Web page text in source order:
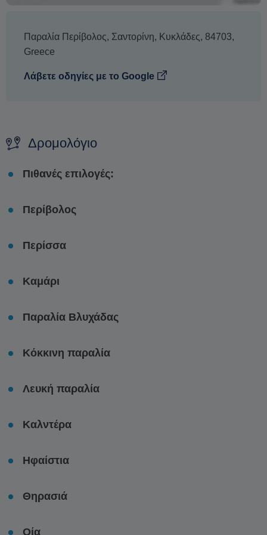
Παραλία Περίβολος, Σαντορίνη, Κυκλάδες, 84703,
Greece
Λάβετε οδηγίες με το Google
Δρομολόγιο
Πιθανές επιλογές:
Περίβολος
Περίσσα
Καμάρι
Παραλία Βλυχάδας
Κόκκινη παραλία
Λευκή παραλία
Καλντέρα
Ηφαίστια
Θηρασιά
Οία